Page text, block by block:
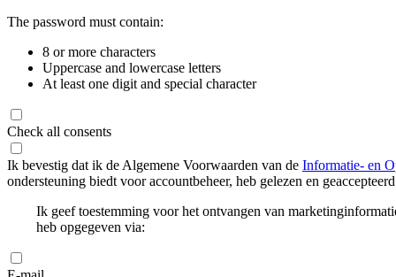
The password must contain:
8 or more characters
Uppercase and lowercase letters
At least one digit and special character
Check all consents
Ik bevestig dat ik de Algemene Voorwaarden van de Informatie- en
ondersteuning biedt voor accountbeheer, heb gelezen en
Ik geef toestemming voor het ontvangen van
heb opgegeven via: